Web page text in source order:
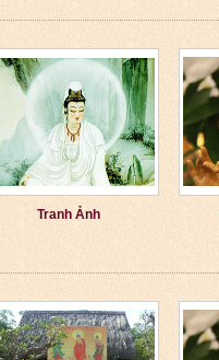
Tranh Ảnh